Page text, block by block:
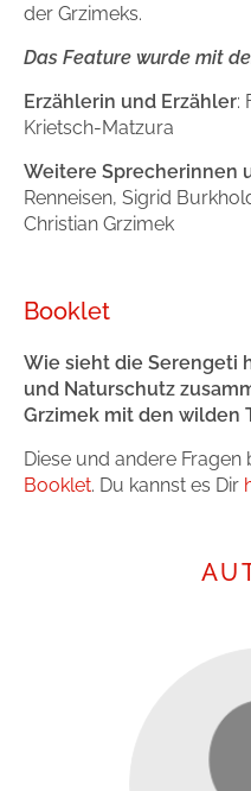
der Grzimeks.
Das Feature wurde mit
Erzählerin und Erzähler:
Krietsch-Matzura
Weitere Sprecherinnen
Renneisen, Sigrid
Christian Grzimek
Booklet
Wie sieht die Serengeti
und Naturschutz
Grzimek mit den wilden
Diese und andere
Booklet. Du kannst es Dir